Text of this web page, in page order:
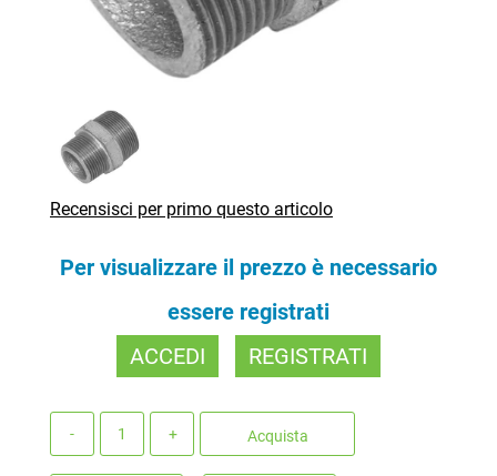
Recensisci per primo questo articolo
Per visualizzare il prezzo è necessario
essere registrati
ACCEDI
REGISTRATI
Acquista